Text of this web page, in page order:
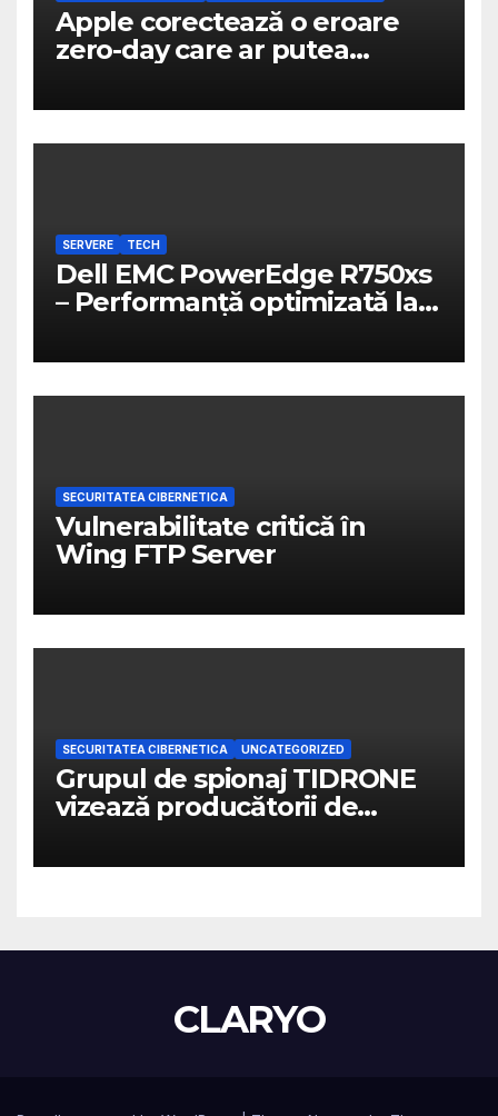
Apple corectează o eroare
zero-day care ar putea
controlul dispozitivelor
SERVERE TECH
Dell EMC PowerEdge R750xs
– Performanță optimizată la
SECURITATEA CIBERNETICA
Vulnerabilitate critică în
Wing FTP Server
SECURITATEA CIBERNETICA UNCATEGORIZED
Grupul de spionaj TIDRONE
vizează producătorii de
campanie cibernetică
CLARYO